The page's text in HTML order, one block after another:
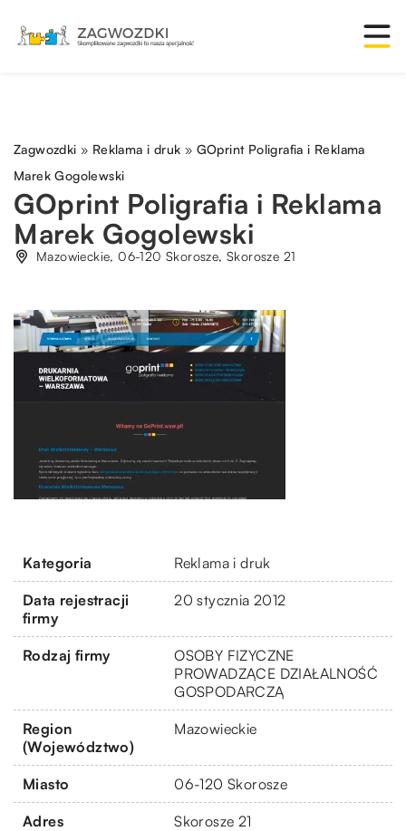
Zagwozdki » Reklama i druk » GOprint Poligrafia i Reklama
Marek Gogolewski
GOprint Poligrafia i Reklama
Marek Gogolewski
Mazowieckie, 06-120 Skorosze, Skorosze 21
Kategoria Reklama i druk
Data rejestracji
firmy
20 stycznia 2012
Rodzaj firmy
OSOBY FIZYCZNE
PROWADZĄCE DZIAŁALNOŚĆ
GOSPODARCZĄ
Region
(Województwo)
Mazowieckie
Miasto 06-120 Skorosze
Adres Skorosze 21